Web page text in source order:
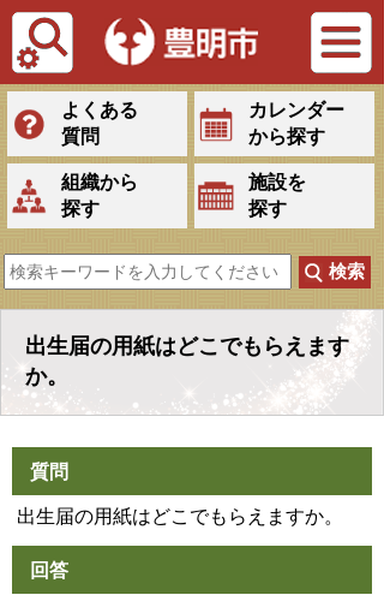
Tiếng Việt
よくある
質問
カレンダー
から探す
組織から
探す
施設を
探す
出生届の用紙はどこでもらえます
か。
質問
出生届の用紙はどこでもらえますか。
回答